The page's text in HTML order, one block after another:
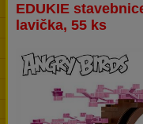
EDUKIE
lavička, 55 ks